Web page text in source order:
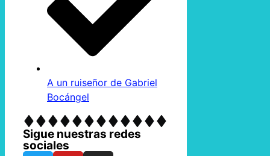
A un ruiseñor de Gabriel
Bocángel
Sigue nuestras redes
sociales